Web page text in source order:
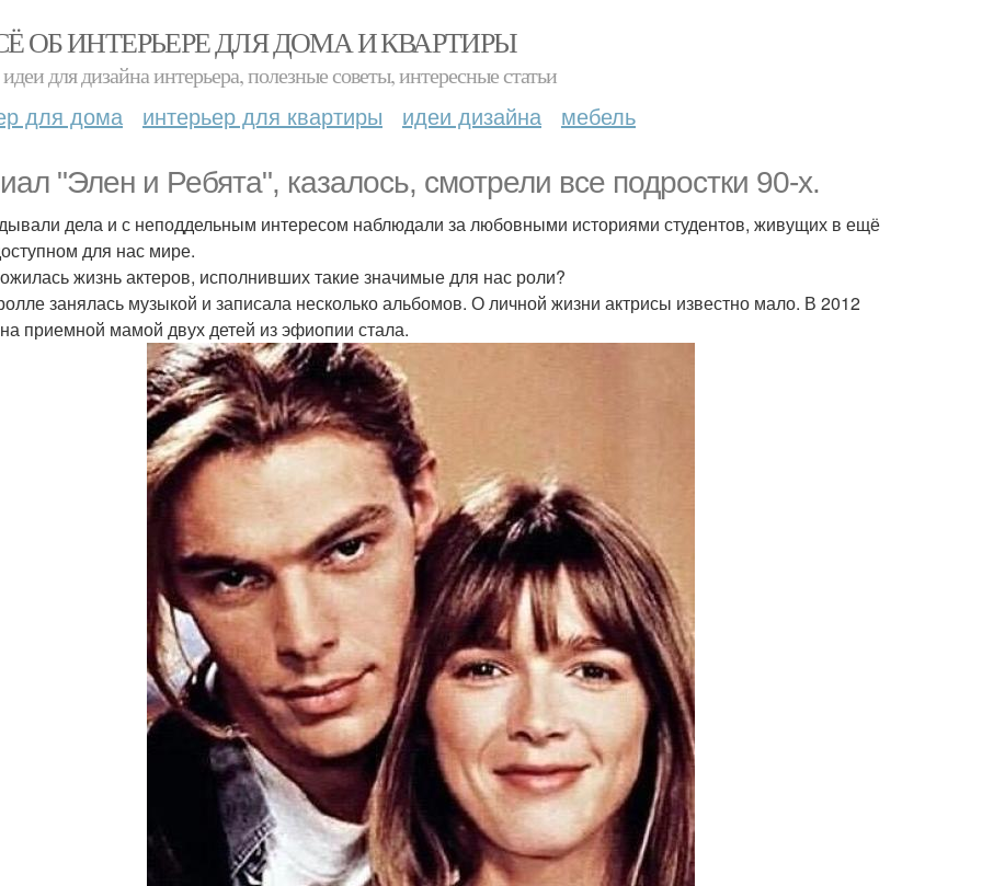
ОБ ИНТЕРЬЕРЕ ДЛЯ ДОМА И КВАРТИРЫ
для дизайна интерьера, полезные советы, интересные статьи
для дома интерьер для квартиры идеи дизайна мебель
"Элен и Ребята", казалось, смотрели все подростки 90-х.
дела и с неподдельным интересом наблюдали за любовными историями студентов, живущих в ещё
для нас мире.
жизнь актеров, исполнивших такие значимые для нас роли?
занялась музыкой и записала несколько альбомов. О личной жизни актрисы известно мало. В 2012
приемной мамой двух детей из эфиопии стала.